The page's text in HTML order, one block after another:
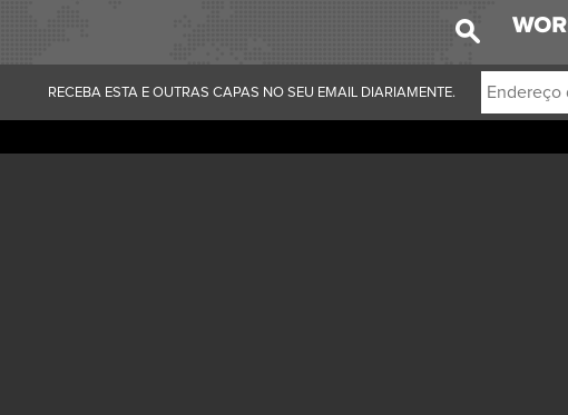
RECEBA ESTA E OUTRAS CAPAS NO SEU EMAIL DIARIAMENTE.